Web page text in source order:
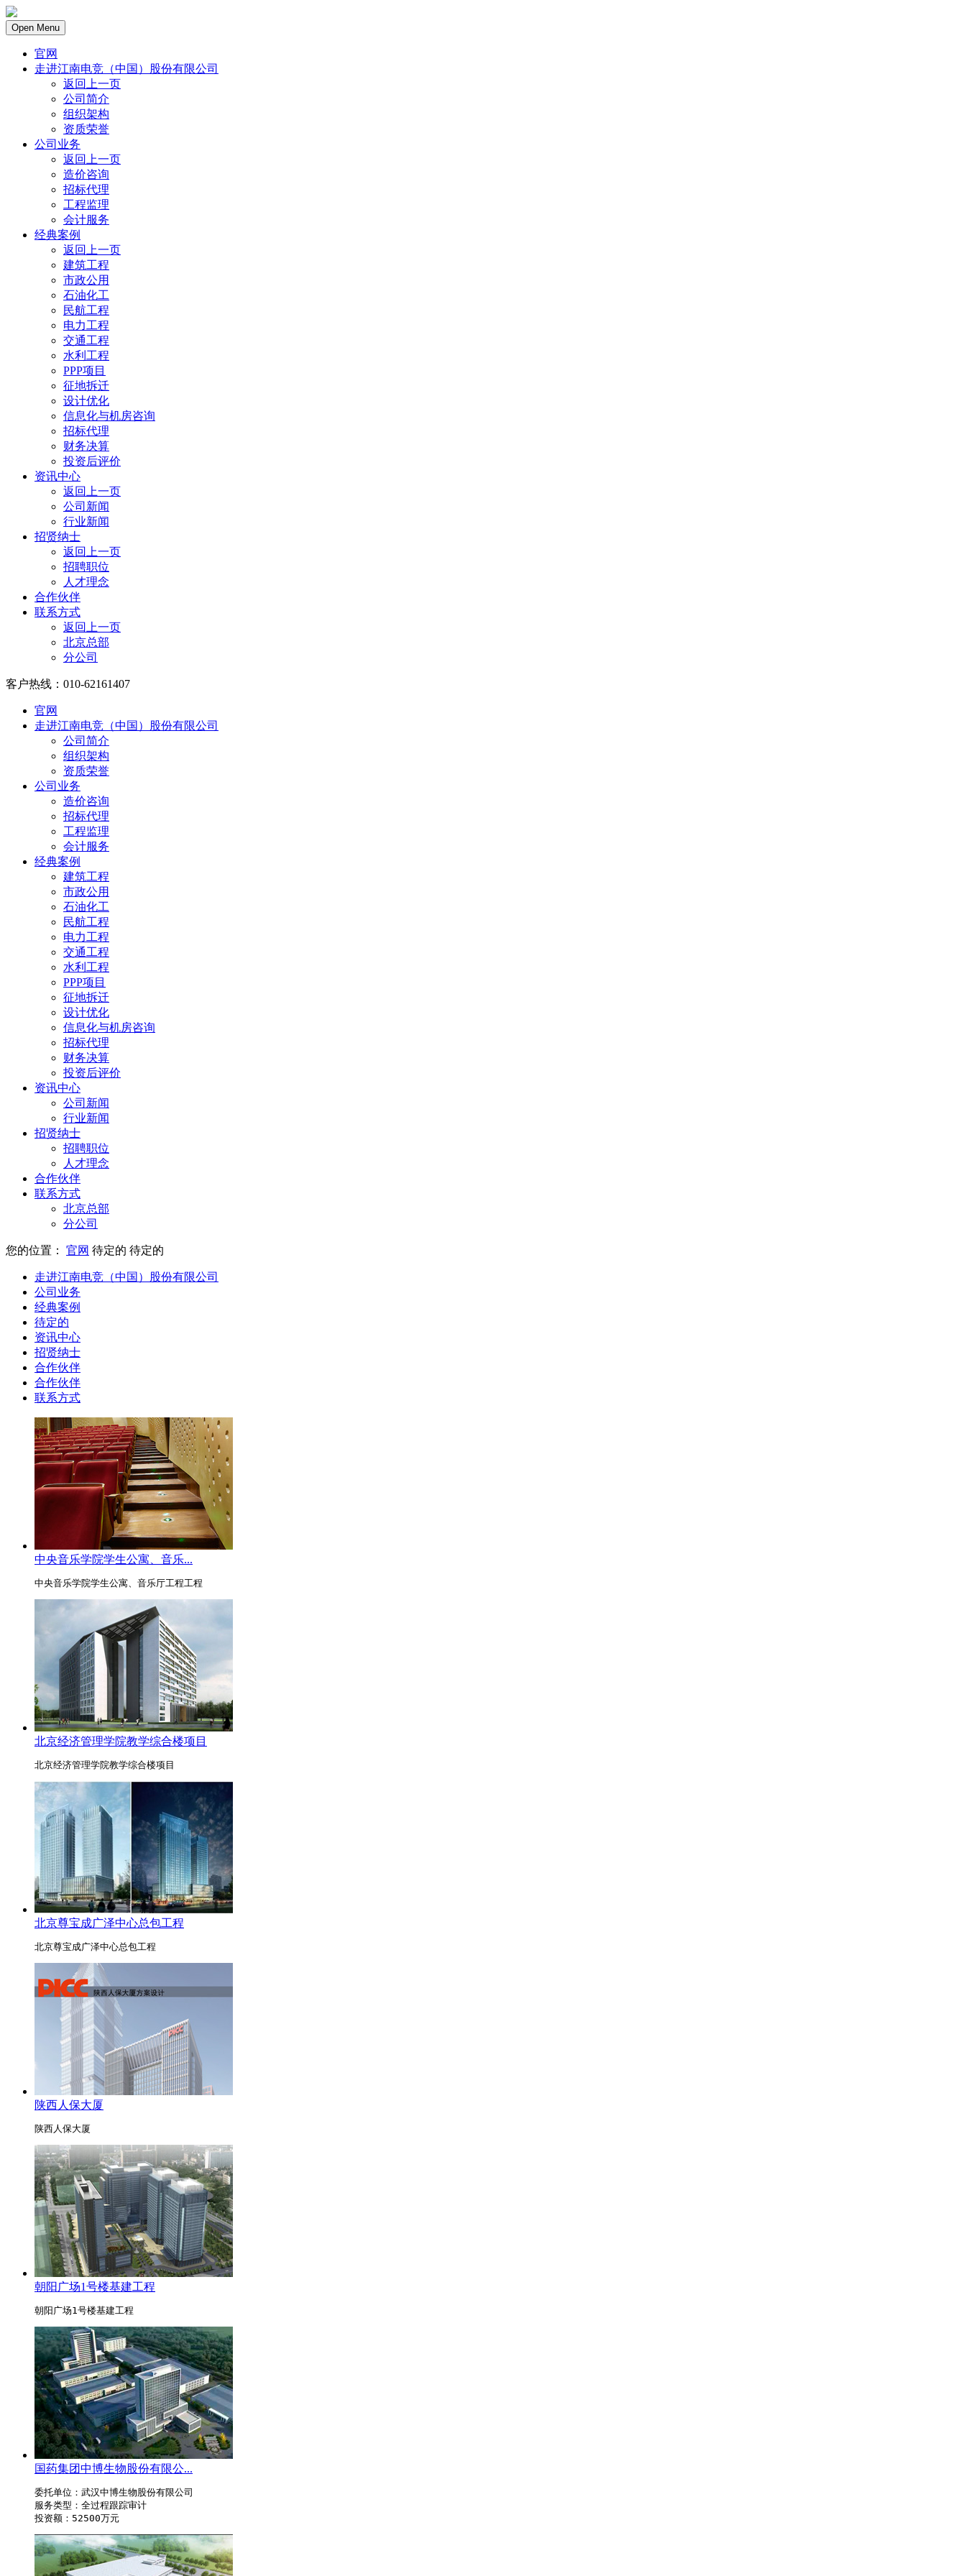
Open Menu
官网
走进江南电竞（中国）股份有限公司
返回上一页
公司简介
组织架构
资质荣誉
公司业务
返回上一页
造价咨询
招标代理
工程监理
会计服务
经典案例
返回上一页
建筑工程
市政公用
石油化工
民航工程
电力工程
交通工程
水利工程
PPP项目
征地拆迁
设计优化
信息化与机房咨询
招标代理
财务决算
投资后评价
资讯中心
返回上一页
公司新闻
行业新闻
招贤纳士
返回上一页
招聘职位
人才理念
合作伙伴
联系方式
返回上一页
北京总部
分公司
客户热线：010-62161407
官网
走进江南电竞（中国）股份有限公司
公司简介
组织架构
资质荣誉
公司业务
造价咨询
招标代理
工程监理
会计服务
经典案例
建筑工程
市政公用
石油化工
民航工程
电力工程
交通工程
水利工程
PPP项目
征地拆迁
设计优化
信息化与机房咨询
招标代理
财务决算
投资后评价
资讯中心
公司新闻
行业新闻
招贤纳士
招聘职位
人才理念
合作伙伴
联系方式
北京总部
分公司
您的位置： 官网 待定的 待定的
走进江南电竞（中国）股份有限公司
公司业务
经典案例
待定的
资讯中心
招贤纳士
合作伙伴
合作伙伴
联系方式
中央音乐学院学生公寓、音乐...
中央音乐学院学生公寓、音乐厅工程工程
北京经济管理学院教学综合楼项目
北京经济管理学院教学综合楼项目
北京尊宝成广泽中心总包工程
北京尊宝成广泽中心总包工程
陕西人保大厦
陕西人保大厦
朝阳广场1号楼基建工程
朝阳广场1号楼基建工程
国药集团中博生物股份有限公...
委托单位：武汉中博生物股份有限公司
服务类型：全过程跟踪审计
投资额：52500万元